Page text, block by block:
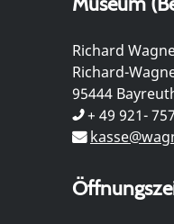
Richard
Richard-
95444
+ 49 921-